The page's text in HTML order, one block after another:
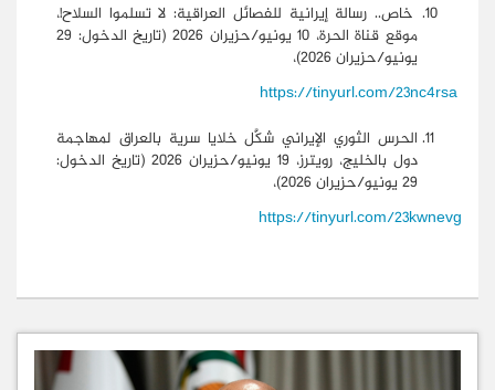
خاص.. رسالة إيرانية للفصائل العراقية: لا تسلموا السلاح!،
موقع قناة الحرة، 10 يونيو/حزيران 2026 (تاريخ الدخول: 29
يونيو/حزيران 2026)،
https://tinyurl.com/23nc4rsa
الحرس الثوري الإيراني شكَّل خلايا سرية بالعراق لمهاجمة
دول بالخليج، رويترز، 19 يونيو/حزيران 2026 (تاريخ الدخول:
29 يونيو/حزيران 2026)،
https://tinyurl.com/23kwnevg